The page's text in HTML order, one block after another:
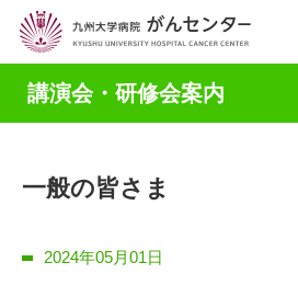
講演会・研修会案内
一般の皆さま
2024年05月01日